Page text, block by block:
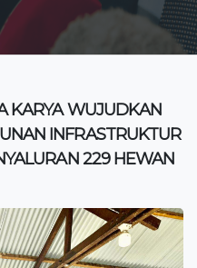
KARYA WUJUDKAN
INFRASTRUKTUR
229 HEWAN